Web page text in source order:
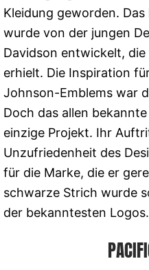
Kleidung geworden.
wurde von der jungen
Davidson entwickelt,
erhielt. Die Inspiration
Johnson-Emblems war
Doch das allen
einzige Projekt. Ihr
Unzufriedenheit des
für die Marke, die er
schwarze Strich wurde
der bekanntesten Logos.